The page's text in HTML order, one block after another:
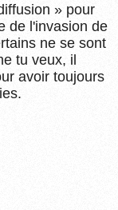
» pour
de l'invasion de
ne se sont
tu veux, il
avoir toujours